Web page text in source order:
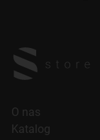
O nas
Katalog